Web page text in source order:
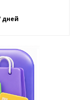
дней